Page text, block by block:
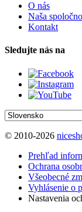
O nás
Naša
Kontakt
Sledujte nás na
© 2010-2026
Prehľad
Ochrana
Všeobecné
Vyhlásenie o
Nastavenia